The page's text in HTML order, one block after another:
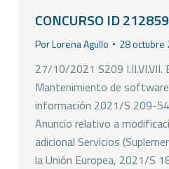
CONCURSO ID
PorLorena Agullo 28 octubre
27/10/2021 S209 I.II.VI.VII.
Mantenimiento de
información 2021/S 209-
Anuncio relativo a
adicional Servicios
la Unión Europea, 2021/S